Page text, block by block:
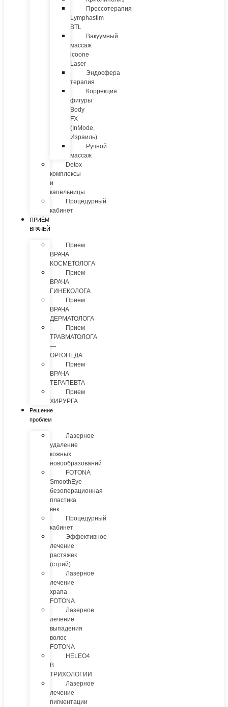
Прессотерапия
Lymphastim
BTL
Вакуумный
массаж
icoone
Laser
Эндосфера
терапия
Коррекция
фигуры
Body
FX
(InMode,
Израиль)
Ручной
массаж
Detox
комплексы
и
капельницы
Процедурный
кабинет
ПРИЁМ
ВРАЧЕЙ
Прием
ВРАЧА
КОСМЕТОЛОГА
Прием
ВРАЧА
ГИНЕКОЛОГА
Прием
ВРАЧА
ДЕРМАТОЛОГА
Прием
ТРАВМАТОЛОГА
—
ОРТОПЕДА
Прием
ВРАЧА
ТЕРАПЕВТА
Прием
ХИРУРГА
Решение
проблем
Лазерное
удаление
кожных
новообразований
FOTONA
SmoothEye
безоперационная
пластика
век
Процедурный
кабинет
Эффективное
лечение
растяжек
(стрий)
Лазерное
лечение
храпа
FOTONA
Лазерное
лечение
выпадения
волос
FOTONA
HELEO4
В
ТРИХОЛОГИИ
Лазерное
лечение
пигментации